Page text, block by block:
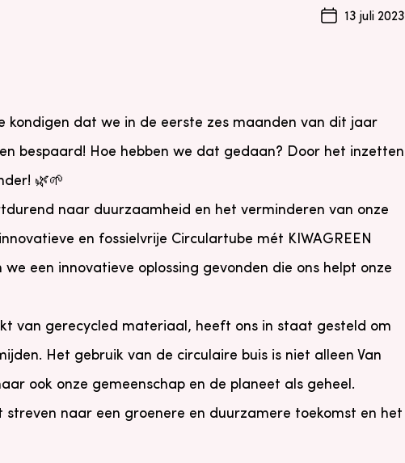
13 juli 2023
kondigen dat we in de eerste zes maanden van dit jaar
bespaard! Hoe hebben we dat gedaan? Door het inzetten
🌿🌱
naar duurzaamheid en het verminderen van onze
en fossielvrije Circulartube mét KIWAGREEN
een innovatieve oplossing gevonden die ons helpt onze
van gerecycled materiaal, heeft ons in staat gesteld om
Het gebruik van de circulaire buis is niet alleen Van
ook onze gemeenschap en de planeet als geheel.
naar een groenere en duurzamere toekomst en het